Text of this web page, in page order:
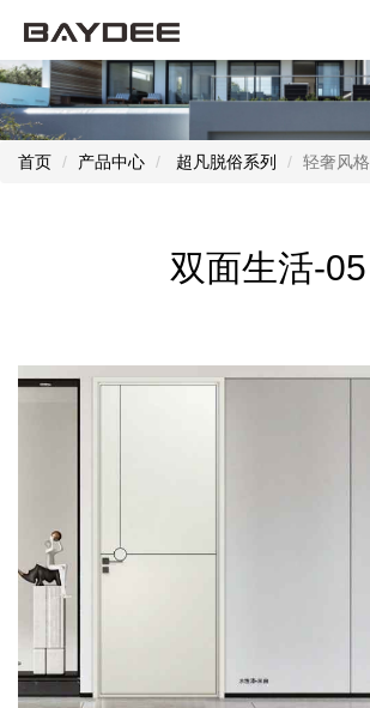
首页 产品中心 超凡脱俗系列 轻奢风格
双面生活-05